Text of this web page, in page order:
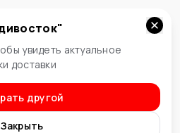
"
увидеть актуальное
доставки
другой
Закрыть